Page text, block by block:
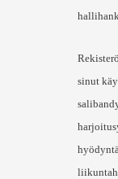
sinut